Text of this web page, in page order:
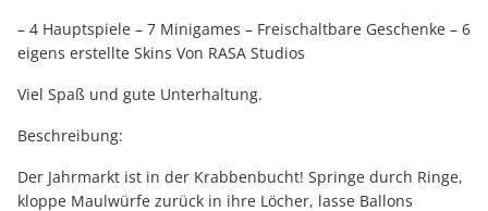
– 4 Hauptspiele – 7 Minigames – Freischaltbare Geschenke – 6
eigens erstellte Skins Von RASA Studios
Viel Spaß und gute Unterhaltung.
Beschreibung:
Der Jahrmarkt ist in der Krabbenbucht! Springe durch Ringe,
kloppe Maulwürfe zurück in ihre Löcher, lasse Ballons